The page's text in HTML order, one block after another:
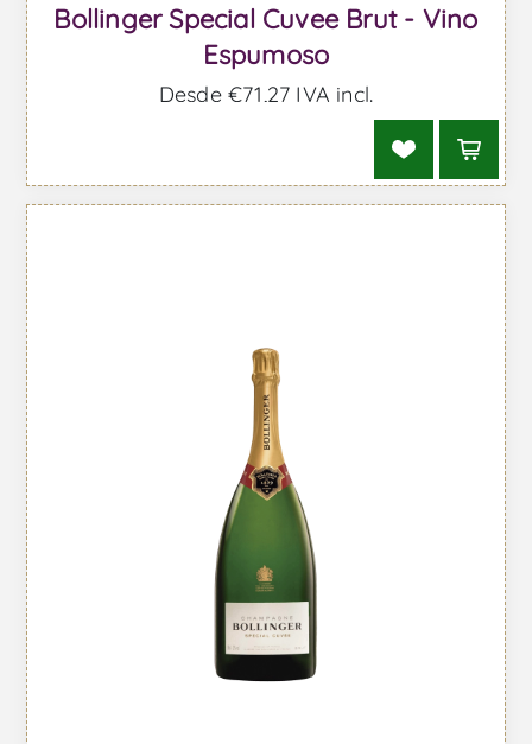
Bollinger Special Cuvee Brut - Vino
Espumoso
Desde €71,27 IVA incl.